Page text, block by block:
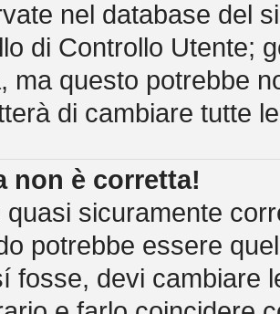
nel database del
di Controllo Utente;
ma questo potrebbe
di cambiare tutte
non è corretta!
quasi sicuramente
potrebbe essere
fosse, devi cambiare